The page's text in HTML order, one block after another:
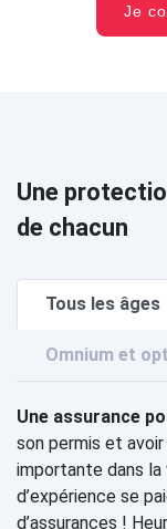
Je
Une
de chacun
Tous les âges
Omnium et
Une assurance
son permis et
importante dans la
d’expérience se
d’assurances !